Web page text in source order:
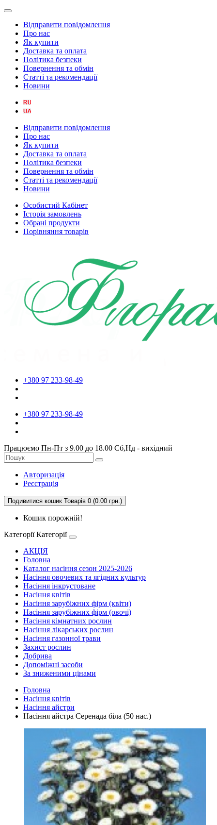
Відправити повідомлення
Про нас
Як купити
Доставка та оплата
Політика безпеки
Повернення та обмін
Статті та рекомендації
Новини
Відправити повідомлення
Про нас
Як купити
Доставка та оплата
Політика безпеки
Повернення та обмін
Статті та рекомендації
Новини
Особистий Кабінет
Історія замовлень
Обрані продукти
Порівняння товарів
+380 97 233-98-49
+380 97 233-98-49
Працюємо Пн-Пт з 9.00 до 18.00 Сб,Нд - вихідний
Авторизація
Реєстрація
Подивитися кошик Товарів 0 (0.00 грн.)
Кошик порожній!
Категорії Категорії
АКЦІЯ
Головна
Каталог насіння сезон 2025-2026
Насіння овочевих та ягідних культур
Насіння інкрустоване
Насіння квітів
Насіння зарубіжних фірм (квіти)
Насіння зарубіжних фірм (овочі)
Насіння кімнатних рослин
Насіння лікарських рослин
Насіння газонної трави
Захист рослин
Добрива
Допоміжні засоби
За зниженими цінами
Головна
Насіння квітів
Насіння айстри
Насіння айстра Серенада біла (50 нас.)